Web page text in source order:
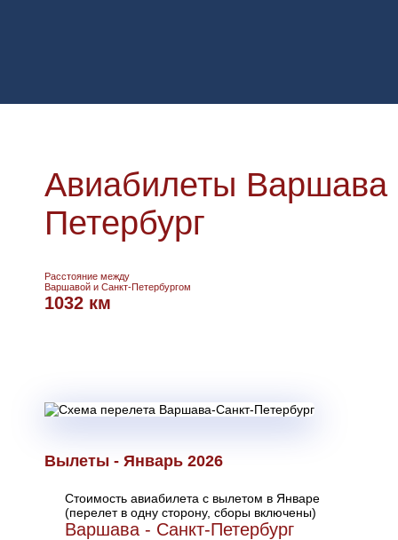
Авиабилеты Варшава
Петербург
Расстояние между
Варшавой и Санкт-Петербургом
1032 км
Вылеты - Январь 2026
Стоимость авиабилета с вылетом в Январе
(перелет в одну сторону, сборы включены)
Варшава - Санкт-Петербург